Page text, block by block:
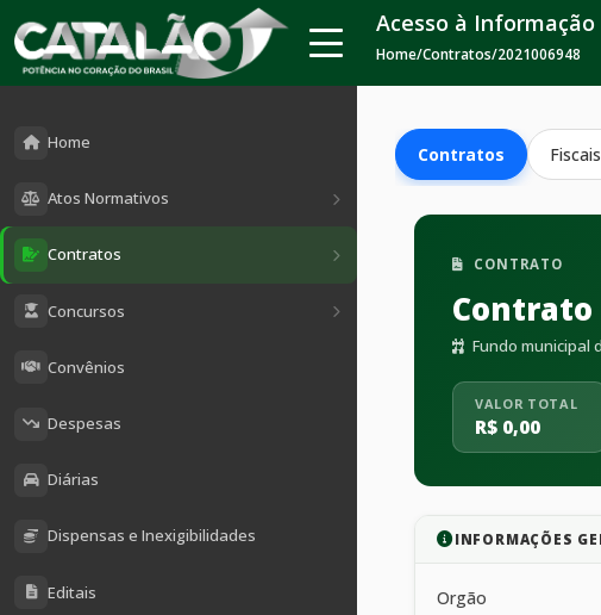
Home
Atos Normativos
Contratos
Concursos
Convênios
Despesas
Diárias
Dispensas e Inexigibilidades
Editais
Acesso à Informação
Home/Contratos/2021006948
Contratos
CONTRATO
Contrato
Fundo municipal
VALOR TOTAL
R$ 0,00
INFORMAÇÕES
Orgão